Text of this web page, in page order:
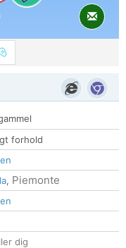
forhold
, Piemonte
dig